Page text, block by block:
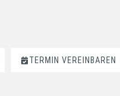
TERMIN VEREINBAREN